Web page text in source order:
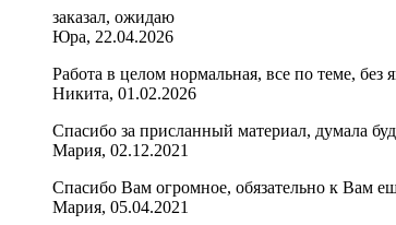
заказал, ожидаю
Юра, 22.04.2026
Работа в целом нормальная, все по теме,
Никита, 01.02.2026
Спасибо за присланный материал, думала
Мария, 02.12.2021
Спасибо Вам огромное, обязательно к Вам
Мария, 05.04.2021